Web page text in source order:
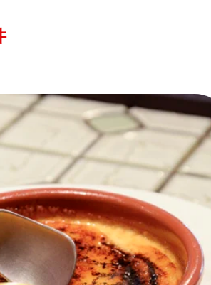
探す
ラブ